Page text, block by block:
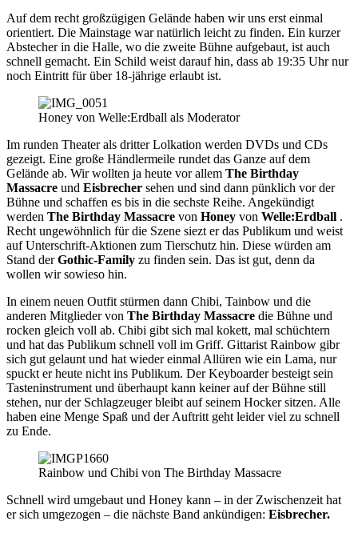
Auf dem recht großzügigen Gelände haben wir uns erst einmal
orientiert. Die Mainstage war natürlich leicht zu finden. Ein kurzer
Abstecher in die Halle, wo die zweite Bühne aufgebaut, ist auch
schnell gemacht. Ein Schild weist darauf hin, dass ab 19:35 Uhr nur
noch Eintritt für über 18-jährige erlaubt ist.
Honey von Welle:Erdball als Moderator
Im runden Theater als dritter Lolkation werden DVDs und CDs
gezeigt. Eine große Händlermeile rundet das Ganze auf dem
Gelände ab. Wir wollten ja heute vor allem The Birthday
Massacre und Eisbrecher sehen und sind dann pünklich vor der
Bühne und schaffen es bis in die sechste Reihe. Angekündigt
werden The Birthday Massacre von Honey von Welle:Erdball .
Recht ungewöhnlich für die Szene siezt er das Publikum und weist
auf Unterschrift-Aktionen zum Tierschutz hin. Diese würden am
Stand derGothic-Family zu finden sein. Das ist gut, denn da
wollen wir sowieso hin.
In einem neuen Outfit stürmen dann Chibi, Tainbow und die
anderen Mitglieder von The Birthday Massacre die Bühne und
rocken gleich voll ab. Chibi gibt sich mal kokett, mal schüchtern
und hat das Publikum schnell voll im Griff. Gittarist Rainbow gibr
sich gut gelaunt und hat wieder einmal Allüren wie ein Lama, nur
spuckt er heute nicht ins Publikum. Der Keyboarder besteigt sein
Tasteninstrument und überhaupt kann keiner auf der Bühne still
stehen, nur der Schlagzeuger bleibt auf seinem Hocker sitzen. Alle
haben eine Menge Spaß und der Auftritt geht leider viel zu schnell
zu Ende.
Rainbow und Chibi von The Birthday Massacre
Schnell wird umgebaut und Honey kann – in der Zwischenzeit hat
er sich umgezogen – die nächste Band ankündigen: Eisbrecher.